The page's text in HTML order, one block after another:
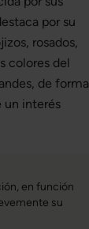
por su
rosados,
colores del
de forma
un interés
en función
su